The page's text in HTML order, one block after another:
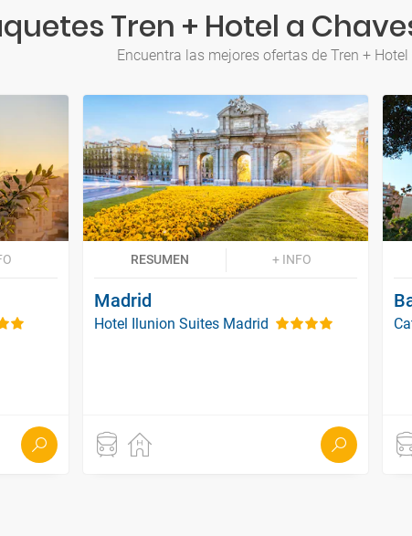
Tren + Hotel a
Encuentra las mejores ofertas de Tren +
RESUMEN + INFO
Madrid
Hotel Ilunion Suites Madrid